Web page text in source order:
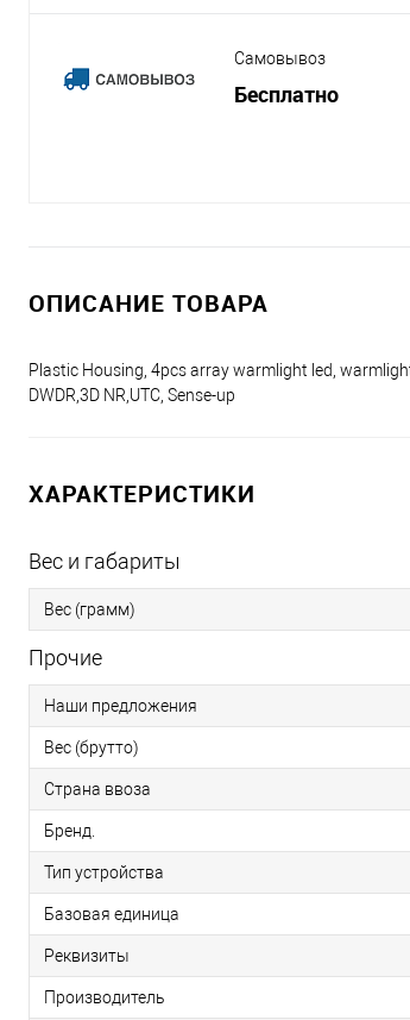
Самовывоз
Бесплатно
ОПИСАНИЕ ТОВАРА
Plastic Housing, 4pcs array warmlight led,
DWDR,3D NR,UTC, Sense-up
ХАРАКТЕРИСТИКИ
Вес и габариты
Вес (грамм)
Прочие
Наши предложения
Вес (брутто)
Страна ввоза
Бренд.
Тип устройства
Базовая единица
Реквизиты
Производитель